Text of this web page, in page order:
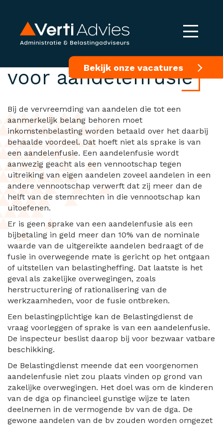
Bekijk onze vacatures
Geen zakelijke reden
voor aandelenfusie
Bij de vervreemding van aandelen die tot een
aanmerkelijk belang behoren moet
inkomstenbelasting worden betaald over het daarbij
behaalde voordeel. Dat hoeft niet als sprake is van
een aandelenfusie. Een aandelenfusie wordt
aanwezig geacht als een vennootschap tegen
uitreiking van eigen aandelen zoveel aandelen in een
andere vennootschap verwerft dat zij meer dan de
helft van de stemrechten in die vennootschap kan
uitoefenen.
Er is geen sprake van een aandelenfusie als een
bijbetaling in geld meer dan 10% van de nominale
waarde van de uitgereikte aandelen bedraagt of de
fusie in overwegende mate is gericht op het ontgaan
of uitstellen van belastingheffing. Dat laatste is het
geval als zakelijke overwegingen, zoals
herstructurering of rationalisering van de
werkzaamheden, voor de fusie ontbreken.
Een belastingplichtige kan de Belastingdienst de
vraag voorleggen of sprake is van een aandelenfusie.
De inspecteur beslist daarop bij voor bezwaar vatbare
beschikking.
De Belastingdienst meende dat een voorgenomen
aandelenfusie niet zou plaats vinden op grond van
zakelijke overwegingen. Het doel was om de kinderen
van de dga op financieel gunstige wijze te laten
deelnemen in de vermogende bv van de dga. De
gewone aandelen van de bv zouden worden omgezet